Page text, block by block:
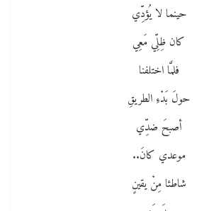
حينما لا يُؤدِّي
كان ظِلِّي مَعِي
فلمَّا اختلفنا
حولَ بَدْءِ الطريقِ
أصبحَ ضدِّي
موعدي كانَ..
شاطئا مِنْ يقينٍ